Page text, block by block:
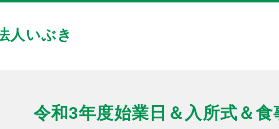
人いぶき
令和3年度始業日＆入所式＆